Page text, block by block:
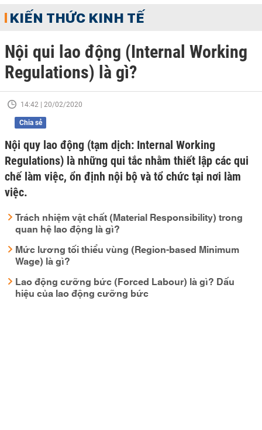
KIẾN THỨC KINH TẾ
Nội qui lao động (Internal Working
Regulations) là gì?
14:42 | 20/02/2020
Chia sẻ
Nội quy lao động (tạm dịch: Internal Working
Regulations) là những qui tắc nhằm thiết lập các qui
chế làm việc, ổn định nội bộ và tổ chức tại nơi làm
việc.
Trách nhiệm vật chất (Material Responsibility) trong
quan hệ lao động là gì?
Mức lương tối thiểu vùng (Region-based Minimum
Wage) là gì?
Lao động cưỡng bức (Forced Labour) là gì? Dấu
hiệu của lao động cưỡng bức